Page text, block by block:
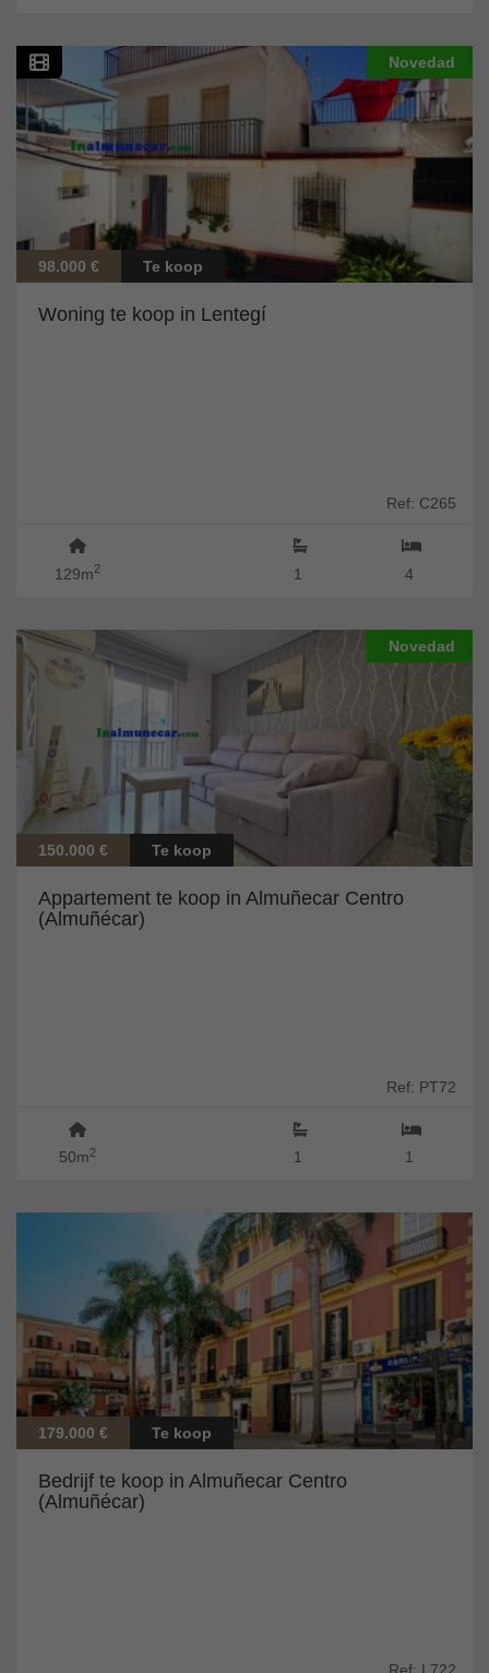
Novedad
98.000 € Te koop
Woning te koop in Lentegí
Ref: C265
129m2 4
1
Novedad
150.000 € Te koop
Appartement te koop in Almuñecar Centro
(Almuñécar)
Ref: PT72
50m2 1
1
179.000 € Te koop
Bedrijf te koop in Almuñecar Centro
(Almuñécar)